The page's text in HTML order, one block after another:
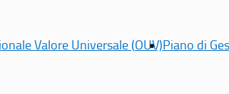
Valore Universale (OUV)Piano di